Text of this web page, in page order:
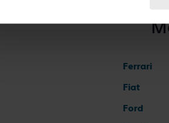
Ferrari
Fiat
Ford